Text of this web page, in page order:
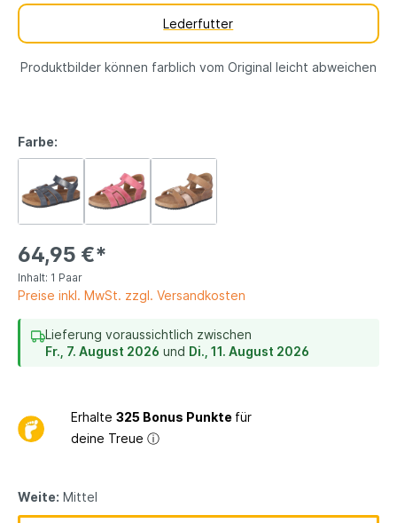
Lederfutter
Produktbilder können farblich vom Original leicht abweichen
Farbe:
64,95 €*
Inhalt: 1 Paar
Preise inkl. MwSt. zzgl. Versandkosten
Lieferung voraussichtlich zwischen
Fr., 7. August 2026 und Di., 11. August 2026
Erhalte 325 Bonus Punkte für
deine Treue ⓘ
Weite: Mittel